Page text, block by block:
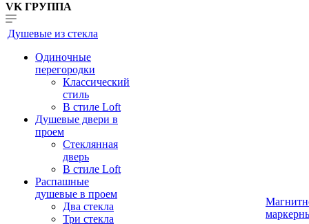
VK ГРУППА
Душевые из стекла
Одиночные
перегородки
Классический
стиль
В стиле Loft
Душевые двери в
проем
Стеклянная
дверь
В стиле Loft
Распашные
душевые в проем
Два стекла
Три стекла